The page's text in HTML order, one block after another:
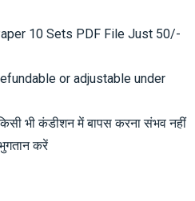
10 Sets PDF File Just 50/-
or adjustable under
भी कंडीशन में बापस करना संभव नहीं
करें